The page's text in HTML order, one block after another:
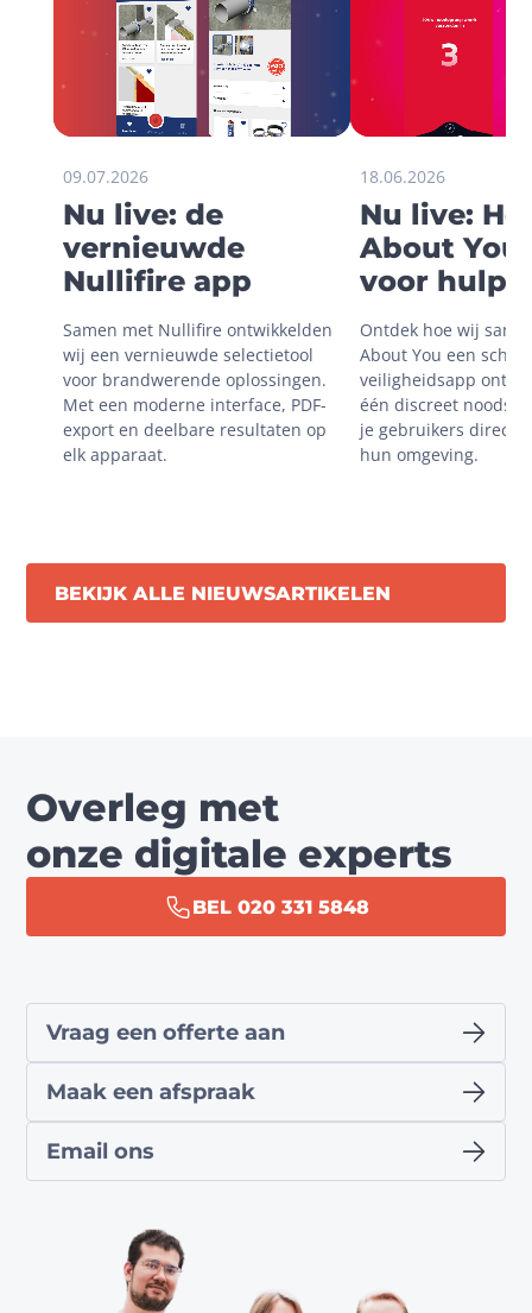
09.07.2026
Nu live: de
vernieuwde
Nullifire app
Samen met Nullifire ontwikkelden
wij een vernieuwde selectietool
voor brandwerende oplossingen.
Met een moderne interface, PDF-
export en deelbare resultaten op
elk apparaat.
18.06.2026
Nu live:
About You
voor hulp
onveilige
situaties
Ontdek hoe wij
About You een
veiligheidsapp
één discreet
je gebruikers direct
hun omgeving.
BEKIJK ALLE NIEUWSARTIKELEN
Overleg met
onze digitale experts
BEL 020 331 5848
Vraag een offerte aan
Maak een afspraak
Email ons